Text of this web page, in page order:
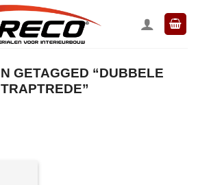
GETAGGED “DUBBELE
TRAPTREDE”